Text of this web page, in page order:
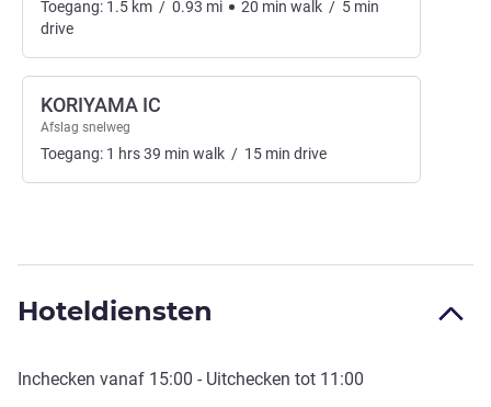
Toegang: 1.5 km / 0.93 mi 20 min walk / 5 min
drive
KORIYAMA IC
Afslag snelweg
Toegang: 1 hrs39 min walk / 15 min drive
Hoteldiensten
Inchecken vanaf 15:00 - Uitchecken tot 11:00